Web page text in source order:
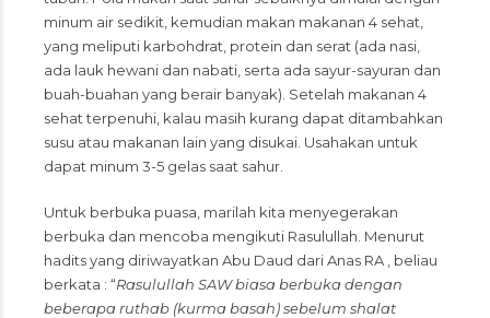
minum air sedikit, kemudian makan makanan 4 sehat,
yang meliputi karbohdrat, protein dan serat (ada nasi,
ada lauk hewani dan nabati, serta ada sayur-sayuran dan
buah-buahan yang berair banyak). Setelah makanan 4
sehat terpenuhi, kalau masih kurang dapat ditambahkan
susu atau makanan lain yang disukai. Usahakan untuk
dapat minum 3-5 gelas saat sahur.
Untuk berbuka puasa, marilah kita menyegerakan
berbuka dan mencoba mengikuti Rasulullah. Menurut
hadits yang diriwayatkan Abu Daud dari Anas RA , beliau
berkata : “Rasulullah SAW biasa berbuka dengan
beberapa ruthab (kurma basah) sebelum shalat